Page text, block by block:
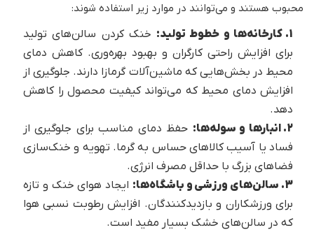
محبوب هستند و می‌توانند در موارد زیر استفاده شوند:
1. کارخانه‌ها و خطوط تولید:
خنک کردن سالن‌های تولید
برای افزایش راحتی کارگران و بهبود بهره‌وری. کاهش دمای
محیط در بخش‌هایی که ماشین‌آلات گرمازا دارند. جلوگیری از
افزایش دمای محیط که می‌تواند کیفیت محصول را کاهش
دهد.
2. انبارها و سوله‌ها:
حفظ دمای مناسب برای جلوگیری از
فساد یا آسیب کالاهای حساس به گرما. تهویه و خنک‌سازی
فضاهای بزرگ با حداقل مصرف انرژی.
3. سالن‌های ورزشی و باشگاه‌ها:
ایجاد هوای خنک و تازه
برای ورزشکاران و بازدیدکنندگان. افزایش رطوبت نسبی هوا
که در سالن‌های خشک بسیار مفید است.